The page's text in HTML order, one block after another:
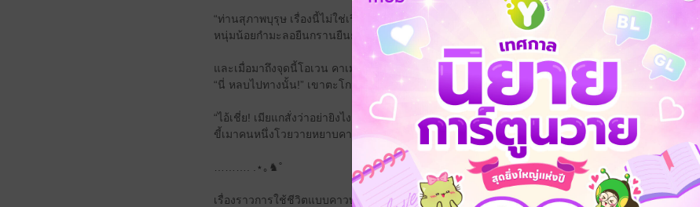
“ท่านสุภาพบุรุษ เรื่องนี้ไม่ใช่เรื่องตลก!” เนลทักท้วง มองไปรอบๆ ตัวอย่างเศร้าสร้อย “ฉันไม่ดื่มสุรา ฉัน
หนุ่มน้อยกำมะลอยืนกรานยืนยันอย่างมืดมน “ฉันหมายความว่าอย่างนั้น สาบาน”
และเมื่อมาถึงจุดนี้โอเวน คาเมรอนก็ตัดสินใจที่จะพูด
“นี่ หลบไปทางนั้น!” เขาตะโกนก่อนจะผลักคนเลี้ยงแกะคู่ต่อสู้ไปข้างหนึ่ง “ปล่อยเจ้าตัวเล็กนั่น! นั่นคือคน
“ไอ้เชี่ย! เมียแกสั่งว่าอย่ายิงไงวะ”
ขี้เมาคนหนึ่งโวยวายหยาบคาย เมื่อมีเสียงปืนดังปังซึ่งก็ไม่รู้ว่าจากปืนของใคร
………. .⋆｡♞˚
เรื่องราวการใช้ชีวิตแบบคาวบอยและการทำธุรกิจฟาร์มปศุสัตว์และการวิวาห์สายฟ้าแลบแสนชุลมุน งุน